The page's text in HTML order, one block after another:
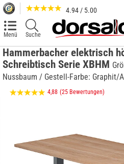
4.94 / 5.00
Menü Suche
Hammerbacher elektrisch
Schreibtisch Serie XBHM
Nussbaum / Gestell-Farbe: Graphit/
4,88 (25 Bewertungen)